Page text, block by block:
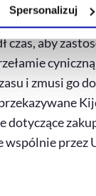
Spersonalizuj
czas, aby
i zmusi go
dotyczące
wspólnie przez